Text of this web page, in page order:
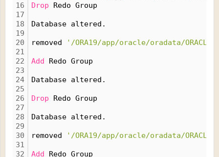
16
17
18
19
20
21
22
23
24
25
26
27
28
29
30
31
32
Drop Redo Group
Database altered.
removed '/ORA19/app/oracle/oradata/
Add Redo Group
Database altered.
Drop Redo Group
Database altered.
removed '/ORA19/app/oracle/oradata/
Add Redo Group